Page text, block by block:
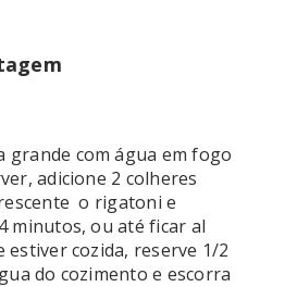
grande com água em fogo
adicione 2 colheres
o rigatoni e
minutos, ou até ficar al
estiver cozida, reserve 1/2
do cozimento e escorra